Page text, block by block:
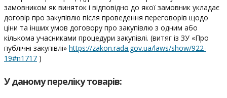
замовником як виняток і відповідно до якої замовник укладає
договір про закупівлю після проведення переговорів щодо
ціни та інших умов договору про закупівлю з одним або
кількома учасниками процедури закупівлі. (витяг із ЗУ «Про
публічні закупівлі» https://zakon.rada.gov.ua/laws/show/922-
19#n1717 )
У даному переліку товарів: